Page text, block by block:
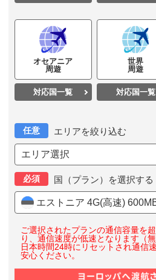
オセアニア
周遊
対応国一覧
世界
周遊
対応国一覧
任意 エリアを絞り込む
エリア選択
必須 国（プラン）を選択する
エストニア 4G(高速)
ご選択されたプランの通信容量を
り、通信速度が低速となります（
日本時間24時にリセットされ通信
安心ください。